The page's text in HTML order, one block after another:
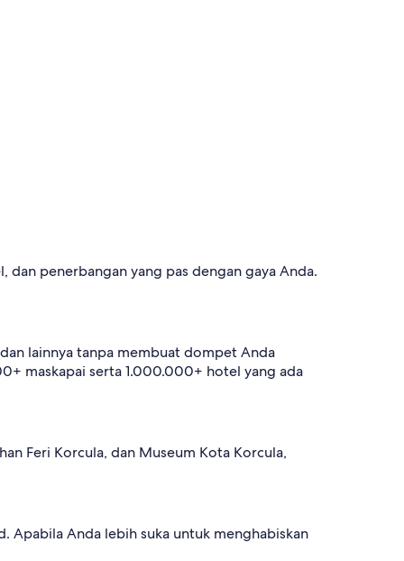
penerbangan yang pas dengan gaya Anda.
lainnya tanpa membuat dompet Anda
maskapai serta 1.000.000+ hotel yang ada
Feri Korcula, dan Museum Kota Korcula,
Apabila Anda lebih suka untuk menghabiskan